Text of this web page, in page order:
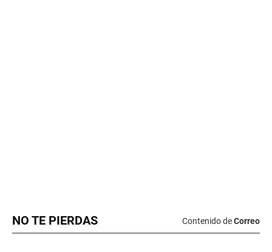
NO TE PIERDAS Contenido deCorreo